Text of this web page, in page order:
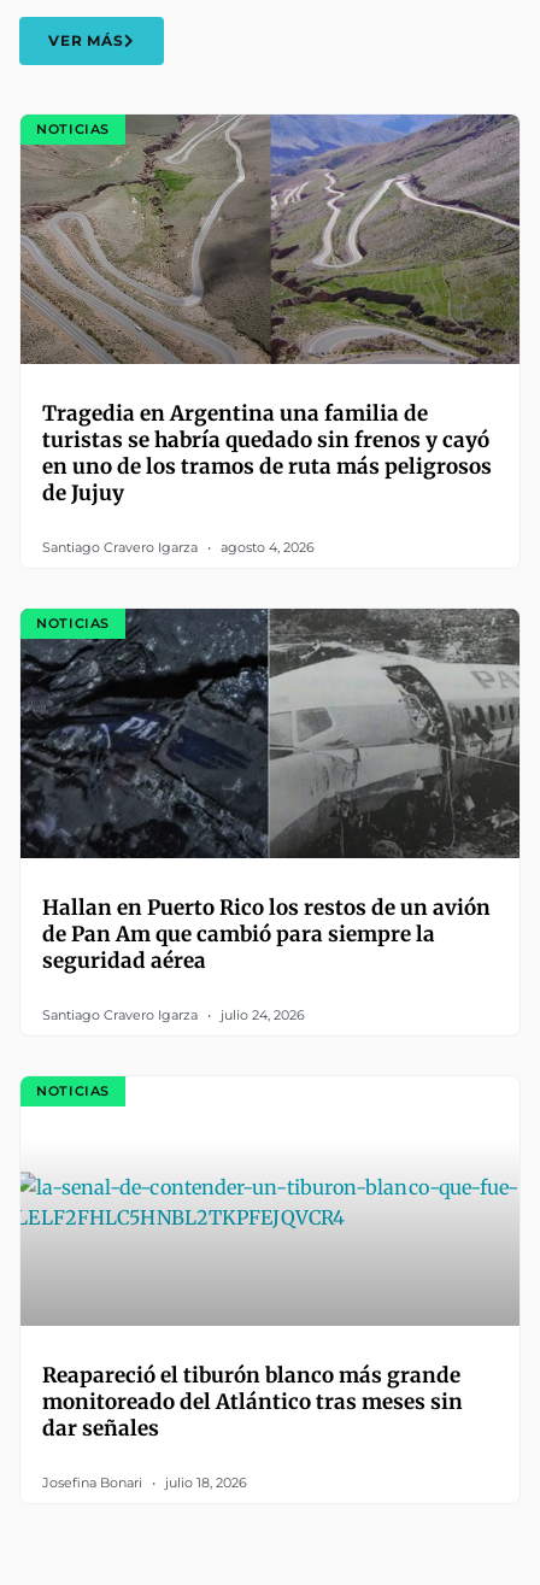
VER MÁS
NOTICIAS
Tragedia en Argentina una familia de
turistas se habría quedado sin frenos y cayó
en uno de los tramos de ruta más peligrosos
de Jujuy
Santiago Cravero Igarza agosto 4, 2026
NOTICIAS
Hallan en Puerto Rico los restos de un avión
de Pan Am que cambió para siempre la
seguridad aérea
Santiago Cravero Igarza julio 24, 2026
NOTICIAS
Reapareció el tiburón blanco más grande
monitoreado del Atlántico tras meses sin
dar señales
Josefina Bonari julio 18, 2026